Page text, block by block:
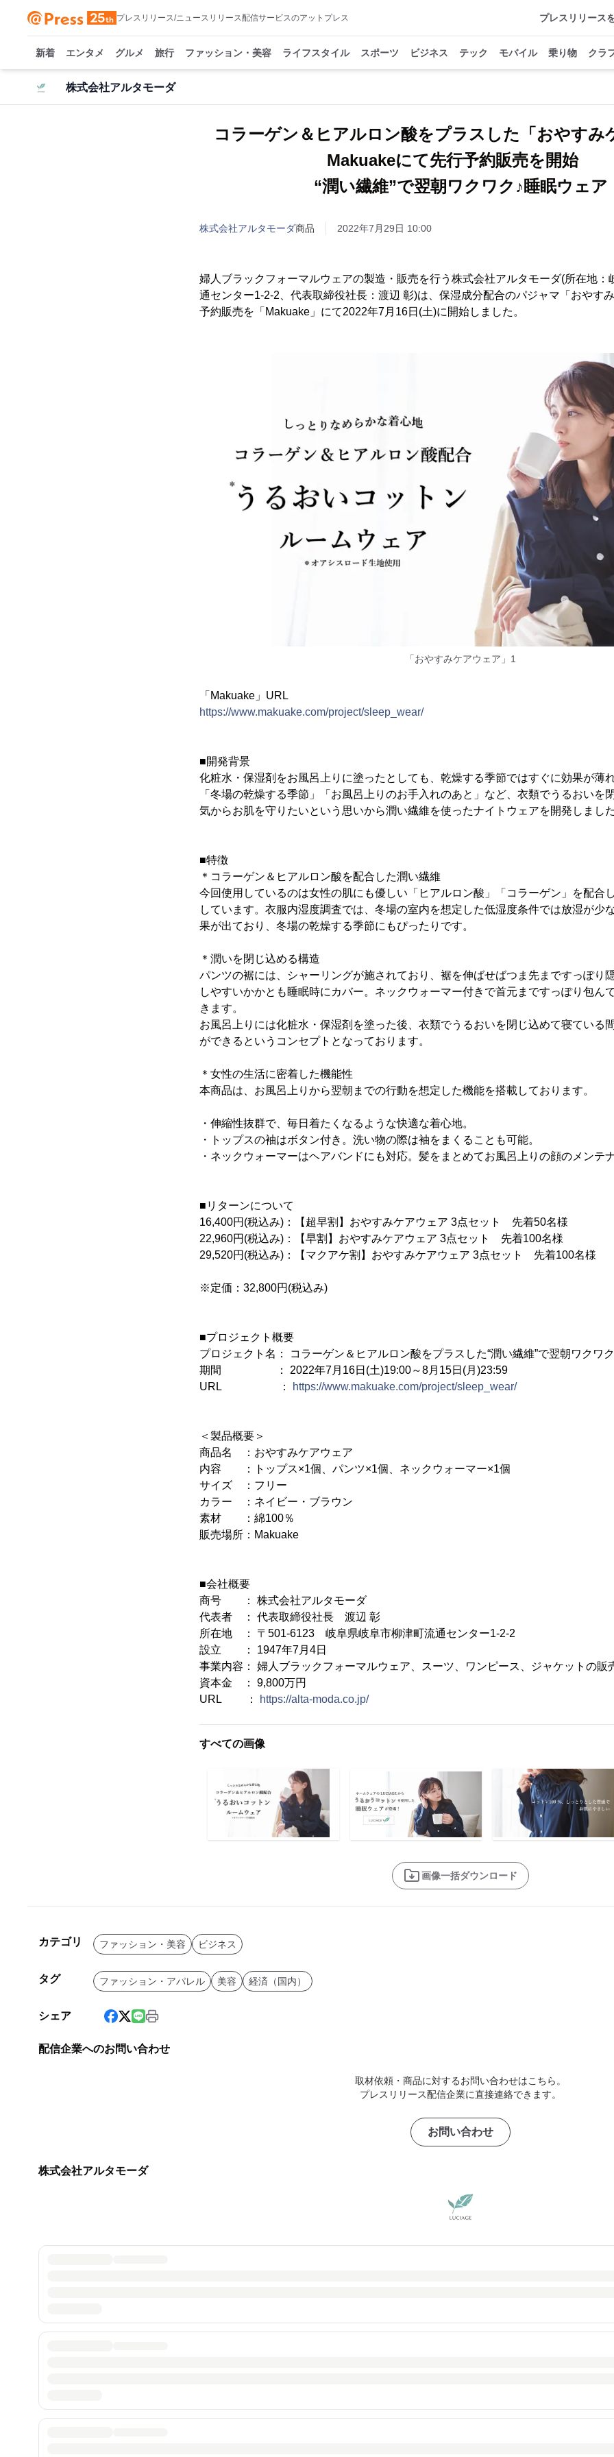
プレスリリース/ニュースリリース配信サービスのアットプレス プレスリリース
新着 エンタメ グルメ 旅行 ファッション・美容 ライフスタイル スポーツ ビジネス テック モバイル 乗り物 クラ
株式会社アルタモーダ
コラーゲン＆ヒアルロン酸をプラスした「おやすみ
Makuakeにて先行予約販売を開始
“潤い繊維”で翌朝ワクワク♪睡眠ウェア
株式会社アルタモーダ商品 2022年7月29日 10:00
婦人ブラックフォーマルウェアの製造・販売を行う株式会社アルタモーダ(所在地：
通センター1-2-2、代表取締役社長：渡辺 彰)は、保湿成分配合のパジャマ「おやす
予約販売を「Makuake」にて2022年7月16日(土)に開始しました。
「おやすみケアウェア」1
「Makuake」URL
https://www.makuake.com/project/sleep_wear/
■開発背景
化粧水・保湿剤をお風呂上りに塗ったとしても、乾燥する季節ではすぐに効果が薄
「冬場の乾燥する季節」「お風呂上りのお手入れのあと」など、衣類でうるおいを
気からお肌を守りたいという思いから潤い繊維を使ったナイトウェアを開発しまし
■特徴
＊コラーゲン＆ヒアルロン酸を配合した潤い繊維
今回使用しているのは女性の肌にも優しい「ヒアルロン酸」「コラーゲン」を配合
しています。衣服内湿度調査では、冬場の室内を想定した低湿度条件では放湿が少
果が出ており、冬場の乾燥する季節にもぴったりです。
＊潤いを閉じ込める構造
パンツの裾には、シャーリングが施されており、裾を伸ばせばつま先まですっぽり
しやすいかかとも睡眠時にカバー。ネックウォーマー付きで首元まですっぽり包ん
きます。
お風呂上りには化粧水・保湿剤を塗った後、衣類でうるおいを閉じ込めて寝ている
ができるというコンセプトとなっております。
＊女性の生活に密着した機能性
本商品は、お風呂上りから翌朝までの行動を想定した機能を搭載しております。
・伸縮性抜群で、毎日着たくなるような快適な着心地。
・トップスの袖はボタン付き。洗い物の際は袖をまくることも可能。
・ネックウォーマーはヘアバンドにも対応。髪をまとめてお風呂上りの顔のメンテ
■リターンについて
16,400円(税込み)：【超早割】おやすみケアウェア 3点セット 先着50名様
22,960円(税込み)：【早割】おやすみケアウェア 3点セット 先着100名様
29,520円(税込み)：【マクアケ割】おやすみケアウェア 3点セット 先着100名様
※定価：32,800円(税込み)
■プロジェクト概要
プロジェクト名： コラーゲン＆ヒアルロン酸をプラスした“潤い繊維”で翌朝ワクワ
期間 ： 2022年7月16日(土)19:00～8月15日(月)23:59
URL ：
https://www.makuake.com/project/sleep_wear/
＜製品概要＞
商品名 ：おやすみケアウェア
内容 ：トップス×1個、パンツ×1個、ネックウォーマー×1個
サイズ ：フリー
カラー ：ネイビー・ブラウン
素材 ：綿100％
販売場所：Makuake
■会社概要
商号 ： 株式会社アルタモーダ
代表者 ： 代表取締役社長 渡辺 彰
所在地 ： 〒501-6123 岐阜県岐阜市柳津町流通センター1-2-2
設立 ： 1947年7月4日
事業内容： 婦人ブラックフォーマルウェア、スーツ、ワンピース、ジャケットの販
資本金 ： 9,800万円
URL ：
https://alta-moda.co.jp/
すべての画像
画像一括ダウンロード
カテゴリ ファッション・美容 ビジネス
タグ ファッション・アパレル 美容 経済（国内）
シェア
配信企業へのお問い合わせ
取材依頼・商品に対するお問い合わせはこちら。
プレスリリース配信企業に直接連絡できます。
お問い合わせ
株式会社アルタモーダ